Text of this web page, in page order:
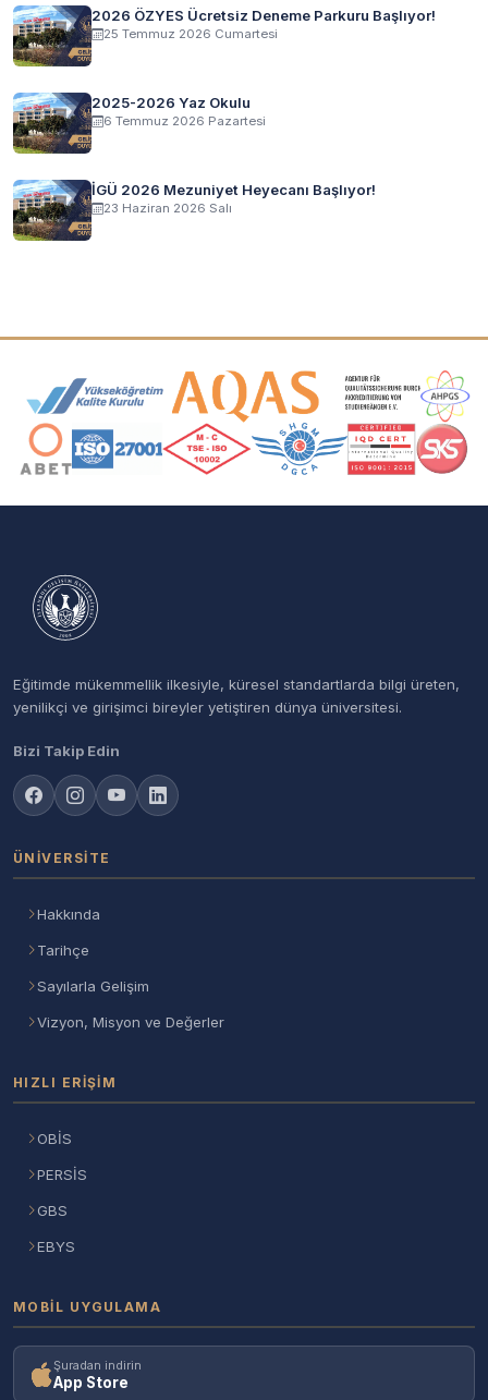
2026 ÖZYES Ücretsiz Deneme Parkuru Başlıyor!
25 Temmuz 2026 Cumartesi
2025-2026 Yaz Okulu
6 Temmuz 2026 Pazartesi
İGÜ 2026 Mezuniyet Heyecanı Başlıyor!
23 Haziran 2026 Salı
Akreditasyon ve Üyelik Logoları
Eğitimde mükemmellik ilkesiyle, küresel standartlarda bilgi üreten,
yenilikçi ve girişimci bireyler yetiştiren dünya üniversitesi.
Bizi Takip Edin
ÜNIVERSITE
Hakkında
Tarihçe
Sayılarla Gelişim
Vizyon, Misyon ve Değerler
HIZLI ERIŞIM
OBİS
PERSİS
GBS
EBYS
MOBIL UYGULAMA
Şuradan indirin
App Store